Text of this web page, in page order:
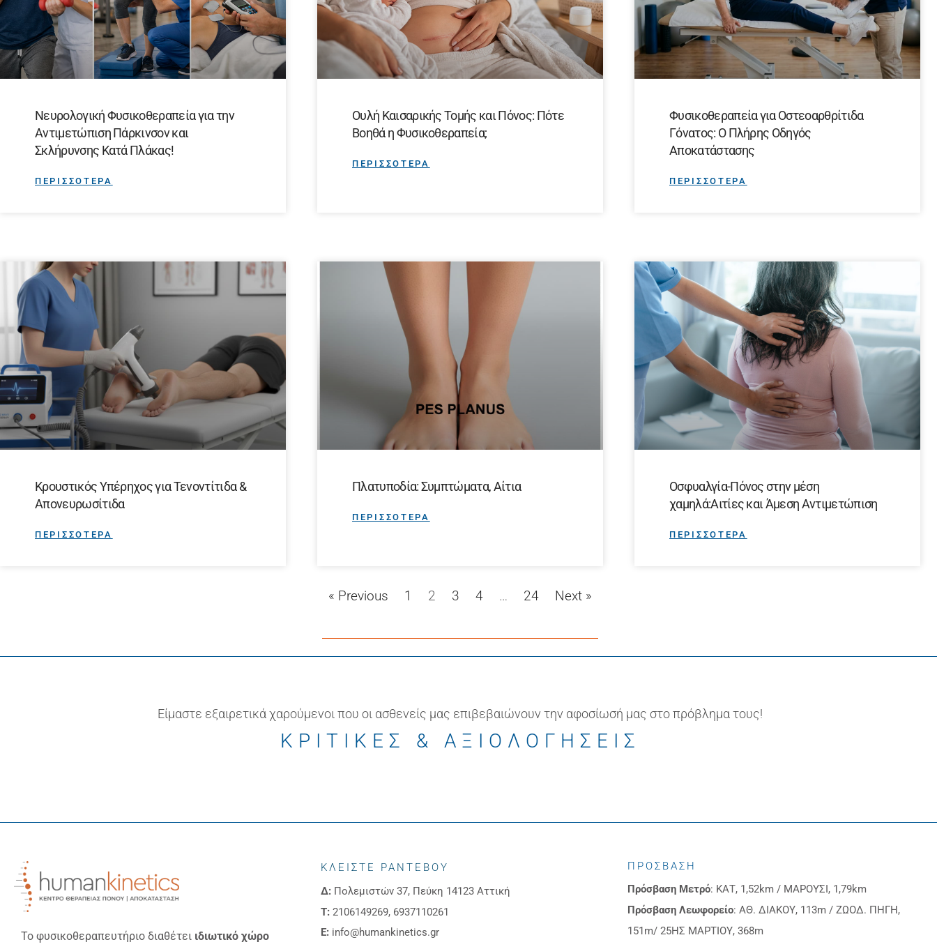
Νευρολογική Φυσικοθεραπεία για την
Αντιμετώπιση Πάρκινσον και
Σκλήρυνσης Κατά Πλάκας!
ΠΕΡΙΣΣΟΤΕΡΑ
Ουλή Καισαρικής Τομής και Πόνος: Πότε
Βοηθά η Φυσικοθεραπεία;
ΠΕΡΙΣΣΟΤΕΡΑ
Φυσικοθεραπεία για Οστεοαρθρίτιδα
Γόνατος: Ο Πλήρης Οδηγός
Αποκατάστασης
ΠΕΡΙΣΣΟΤΕΡΑ
Κρουστικός Υπέρηχος για Τενοντίτιδα &
Απονευρωσίτιδα
ΠΕΡΙΣΣΟΤΕΡΑ
Πλατυποδία: Συμπτώματα, Αίτια
ΠΕΡΙΣΣΟΤΕΡΑ
Οσφυαλγία-Πόνος στην μέση
χαμηλά:Αιτίες και Άμεση Αντιμετώπιση
ΠΕΡΙΣΣΟΤΕΡΑ
« Previous 1 2 3 4 … 24 Next »
Είμαστε εξαιρετικά χαρούμενοι που οι ασθενείς μας επιβεβαιώνουν την αφοσίωσή μας στο πρόβλημα τους!
ΚΡΙΤΙΚΕΣ & ΑΞΙΟΛΟΓΗΣΕΙΣ
Το φυσικοθεραπευτήριο διαθέτει ιδιωτικό χώρο
ΚΛΕΙΣΤΕ ΡΑΝΤΕΒΟΥ
Δ:Πολεμιστών 37, Πεύκη 14123 Αττική
Τ:2106149269, 6937110261
E:info@humankinetics.gr
ΠΡΟΣΒΑΣΗ
Πρόσβαση Μετρό: ΚΑΤ, 1,52km / ΜΑΡΟΥΣΙ, 1,79km
Πρόσβαση Λεωφορείο: ΑΘ. ΔΙΑΚΟΥ, 113m / ΖΩΟΔ. ΠΗΓΗ,
151m/ 25ΗΣ ΜΑΡΤΙΟΥ, 368m